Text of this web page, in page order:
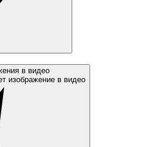
в видео
изображение в видео